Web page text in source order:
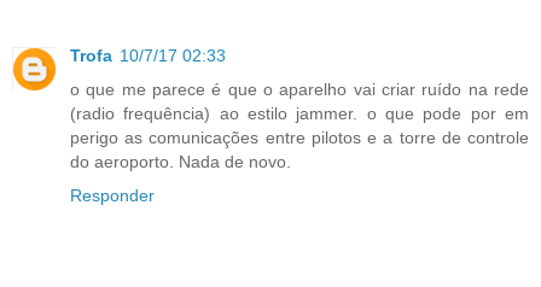
Trofa 10/7/17 02:33
o que me parece é que o aparelho vai criar ruído na rede
(radio frequência) ao estilo jammer. o que pode por em
perigo as comunicações entre pilotos e a torre de controle
do aeroporto. Nada de novo.
Responder